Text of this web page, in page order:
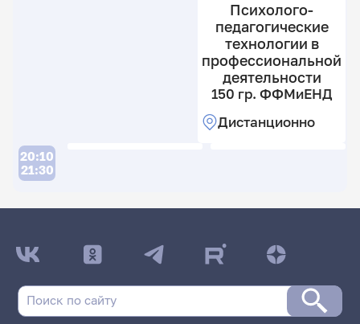
Психолого-
педагогические
технологии в
профессиональной
деятельности
150 гр. ФФМиЕНД
Дистанционно
20:10
21:30
ДАТА ПОСЛЕДНЕГО ОБНОВЛЕНИЯ:
21.04.2026
Владимирович